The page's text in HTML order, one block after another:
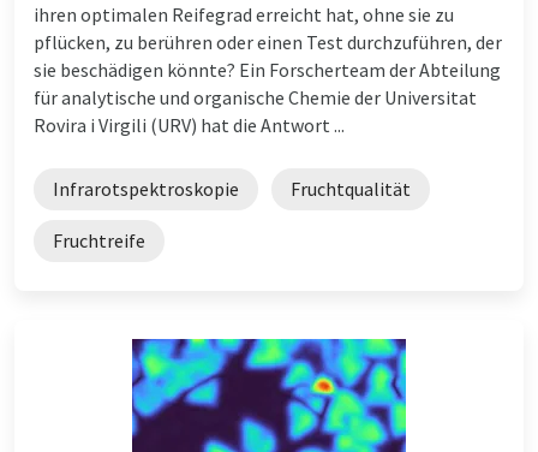
ihren optimalen Reifegrad erreicht hat, ohne sie zu
pflücken, zu berühren oder einen Test durchzuführen, der
sie beschädigen könnte? Ein Forscherteam der Abteilung
für analytische und organische Chemie der Universitat
Rovira i Virgili (URV) hat die Antwort ...
Infrarotspektroskopie Fruchtqualität
Fruchtreife